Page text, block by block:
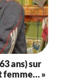
ans) sur
femme… »